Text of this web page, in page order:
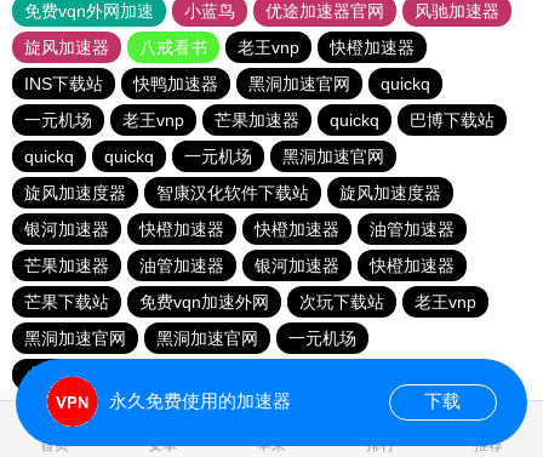
免费vqn外网加速
小蓝鸟 优途加速器官网
风驰加速器
旋风加速器
八戒看书 老王vnp
快橙加速器
INS下载站
快鸭加速器 黑洞加速官网
quickq
一元机场
老王vnp 芒果加速器 quickq
巴博下载站
quickq
quickq 一元机场
黑洞加速官网
旋风加速度器
智康汉化软件下载站
旋风加速度器
银河加速器
快橙加速器 快橙加速器
油管加速器
芒果加速器
油管加速器 银河加速器
快橙加速器
芒果下载站
免费vqn加速外网 次玩下载站
老王vnp
黑洞加速官网
黑洞加速官网
一元机场
小猫咪ciash加速器
首页 安卓 苹果 排行 推荐
永久免费使用的加速器 下载